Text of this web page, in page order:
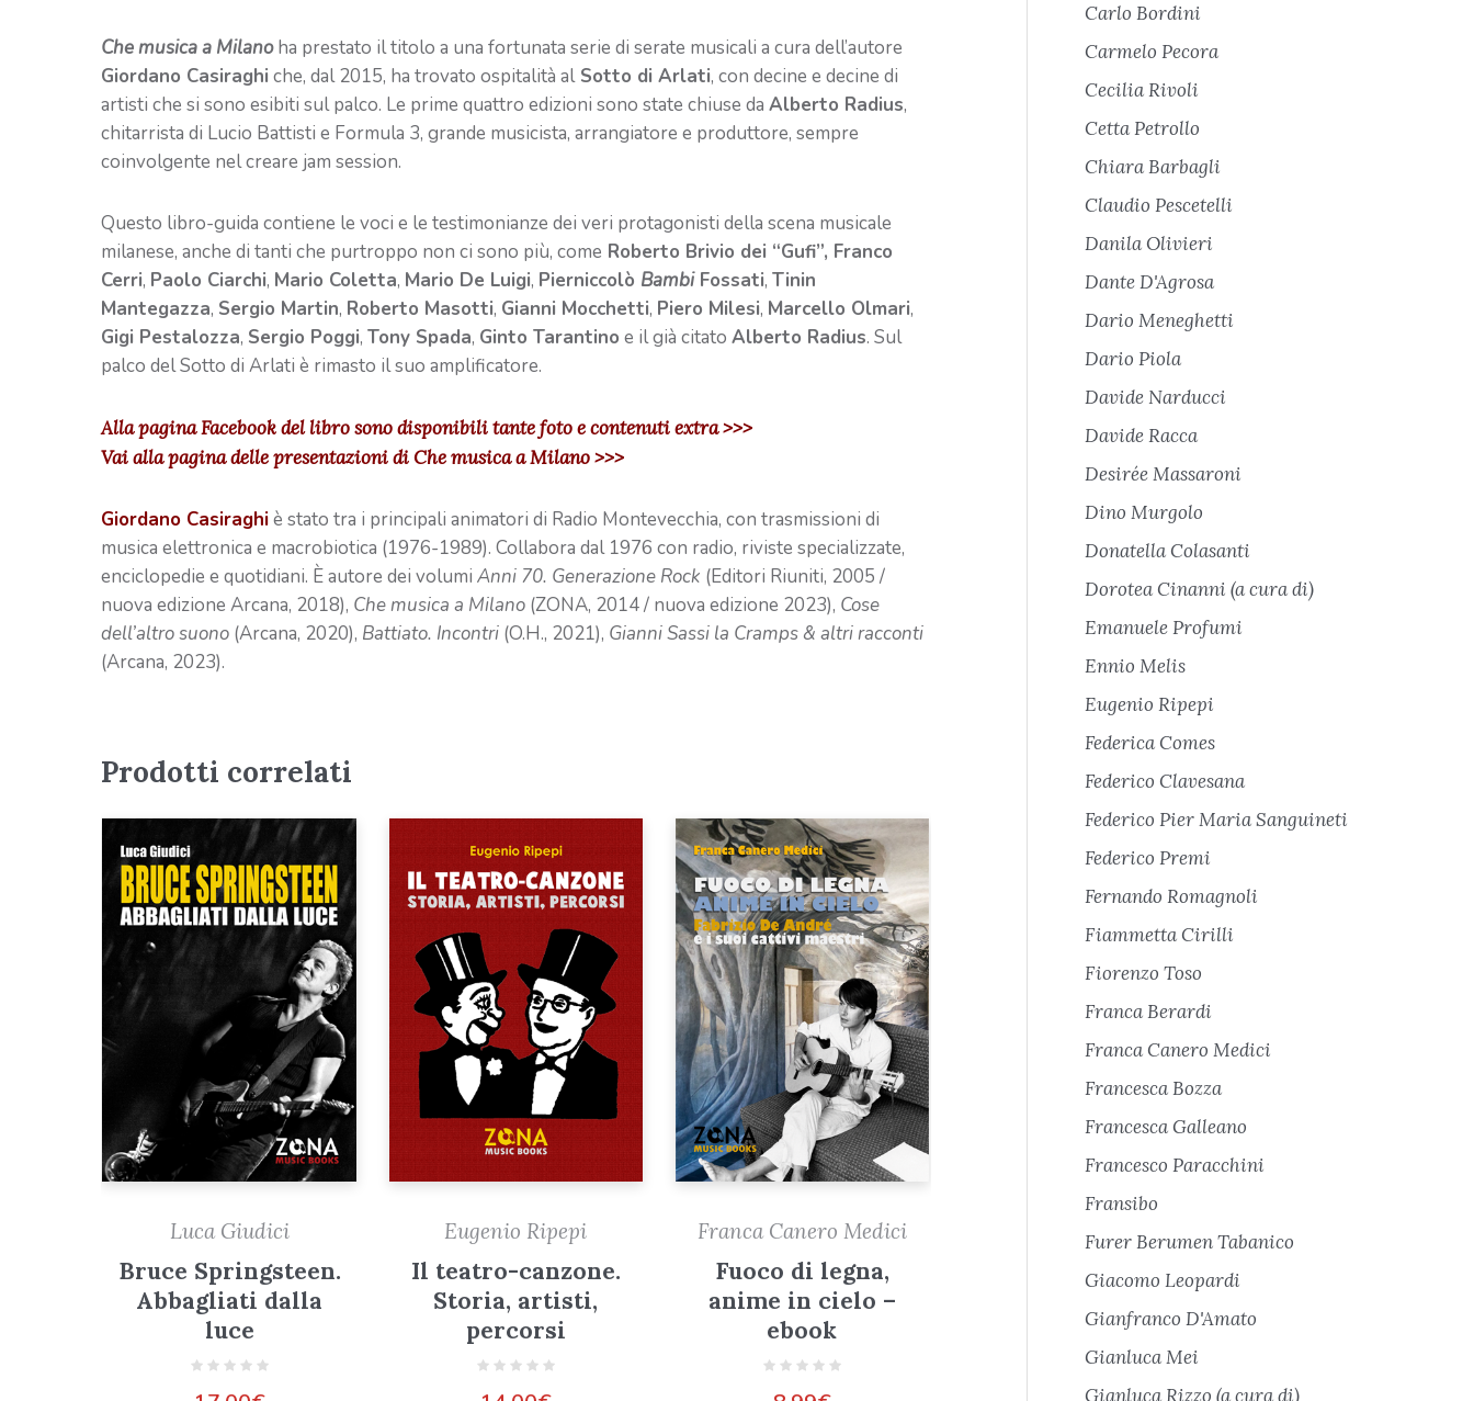
Che musica a Milanoha prestato il titolo a una fortunata serie di serate musicali a cura dell’autore
Giordano Casiraghi che, dal 2015, ha trovato ospitalità alSotto di Arlati, con decine e decine di
artisti che si sono esibiti sul palco. Le prime quattro edizioni sono state chiuse da Alberto Radius,
chitarrista di Lucio Battisti e Formula 3, grande musicista, arrangiatore e produttore, sempre
coinvolgente nel creare jam session.
Questo libro-guida contiene le voci e le testimonianze dei veri protagonisti della scena musicale
milanese, anche di tanti che purtroppo non ci sono più, come Roberto Brivio dei “Gufi”, Franco
Cerri, Paolo Ciarchi, Mario Coletta, Mario De Luigi, Pierniccolò BambiFossati, Tinin
Mantegazza, Sergio Martin, Roberto Masotti, Gianni Mocchetti, Piero Milesi, Marcello Olmari,
Gigi Pestalozza, Sergio Poggi, Tony Spada, Ginto Tarantino e il già citato Alberto Radius. Sul
palco del Sotto di Arlati è rimasto il suo amplificatore.
Alla pagina Facebook del libro sono disponibili tante foto e contenuti extra >>>
Vai alla pagina delle presentazioni di Che musica a Milano >>>
Giordano Casiraghiè stato tra i principali animatori di Radio Montevecchia, con trasmissioni di
musica elettronica e macrobiotica (1976-1989). Collabora dal 1976 con radio, riviste specializzate,
enciclopedie e quotidiani. È autore dei volumi Anni 70. Generazione Rock (Editori Riuniti, 2005 /
nuova edizione Arcana, 2018), Che musica a Milano (ZONA, 2014 / nuova edizione 2023), Cose
dell’altro suono (Arcana, 2020), Battiato. Incontri (O.H., 2021), Gianni Sassi la Cramps & altri racconti
(Arcana, 2023).
Prodotti correlati
Luca Giudici
Bruce Springsteen.
Abbagliati dalla
luce
Eugenio Ripepi
Il teatro-canzone.
Storia, artisti,
percorsi
Franca Canero Medici
Fuoco di legna,
anime in cielo –
ebook
Carlo Bordini
Carmelo Pecora
Cecilia Rivoli
Cetta Petrollo
Chiara Barbagli
Claudio Pescetelli
Danila Olivieri
Dante D'Agrosa
Dario Meneghetti
Dario Piola
Davide Narducci
Davide Racca
Desirée Massaroni
Dino Murgolo
Donatella Colasanti
Dorotea Cinanni (a cura di)
Emanuele Profumi
Ennio Melis
Eugenio Ripepi
Federica Comes
Federico Clavesana
Federico Pier Maria Sanguineti
Federico Premi
Fernando Romagnoli
Fiammetta Cirilli
Fiorenzo Toso
Franca Berardi
Franca Canero Medici
Francesca Bozza
Francesca Galleano
Francesco Paracchini
Fransibo
Furer Berumen Tabanico
Giacomo Leopardi
Gianfranco D'Amato
Gianluca Mei
Gianluca Rizzo (a cura di)